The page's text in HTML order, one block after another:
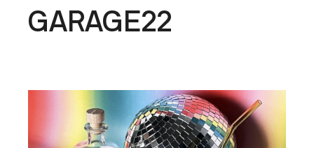
GARAGE22